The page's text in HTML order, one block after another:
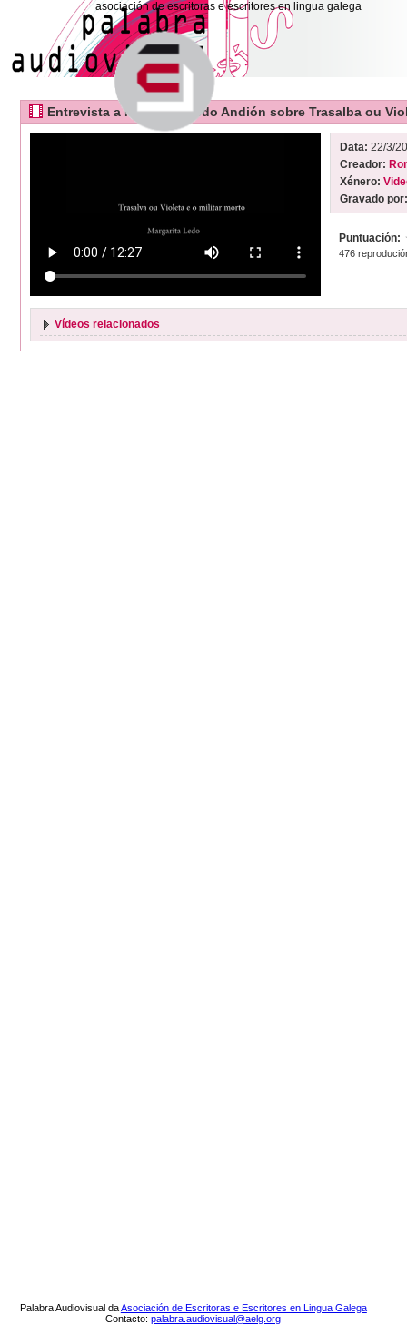
asociación de escritoras e escritores en lingua galega
Entrevista a Margarita Ledo Andión sobre Trasalba ou
Data: 22/3/
Creador:
Xénero:
Gravado
Puntuación:
476
Vídeos relacionados
Palabra Audiovisual daAsociación de Escritoras e Escritores en Lingua Galega
Contacto:palabra.audiovisual@aelg.org